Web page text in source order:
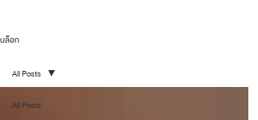
บล็อก
All Posts
All Posts